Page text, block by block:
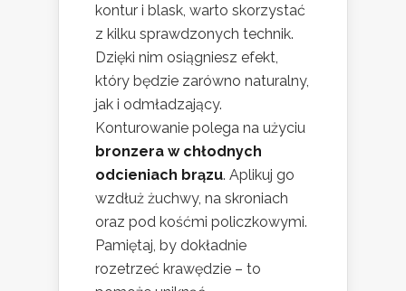
kontur i blask, warto skorzystać
z kilku sprawdzonych technik.
Dzięki nim osiągniesz efekt,
który będzie zarówno naturalny,
jak i odmładzający.
Konturowanie polega na użyciu
bronzera w chłodnych
odcieniach brązu. Aplikuj go
wzdłuż żuchwy, na skroniach
oraz pod kośćmi policzkowymi.
Pamiętaj, by dokładnie
rozetrzeć krawędzie – to